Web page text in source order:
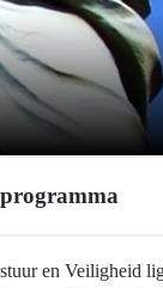
en Veiligheid